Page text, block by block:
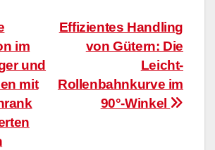
Effizientes Handling
von Gütern: Die
Leicht-
Rollenbahnkurve im
90°-Winkel
im
und
mit